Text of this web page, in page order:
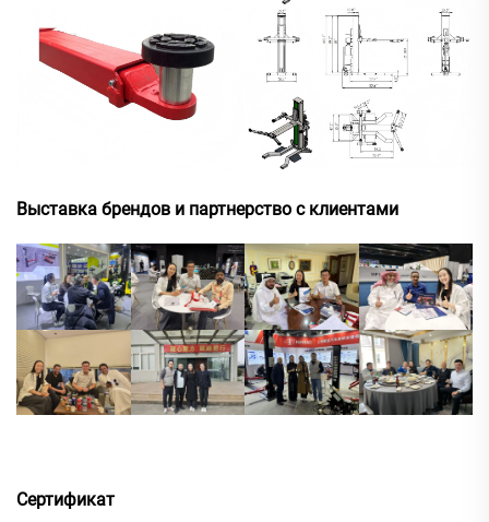
Выставка брендов и партнерство с клиентами
Сертификат